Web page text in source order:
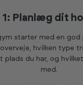
Planlæg dit
starter med en god
hvilken type
plads du har, og
med.